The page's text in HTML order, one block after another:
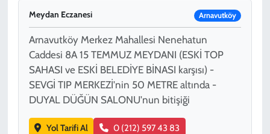
Meydan Eczanesi Arnavutköy
Arnavutköy Merkez Mahallesi Nenehatun
Caddesi 8A 15 TEMMUZ MEYDANI (ESKİ TOP
SAHASI ve ESKİ BELEDİYE BİNASI karşısı) -
SEVGİ TIP MERKEZİ'nin 50 METRE altında -
DUYAL DÜĞÜN SALONU'nun bitişiği
Yol Tarifi Al 0 (212) 597 43 83